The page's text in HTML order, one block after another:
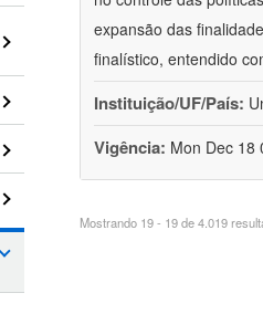
expansão das
finalístico, entendido
Instituição/UF/País:
Vigência: Mon Dec 18
Mostrando 19 - 19 de 4.019